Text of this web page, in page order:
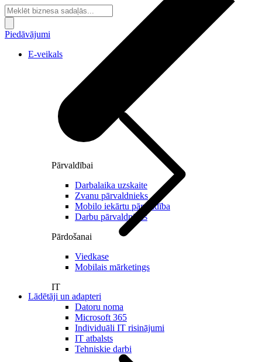
Pārvaldībai
Darbalaika uzskaite
Zvanu pārvaldnieks
Mobilo iekārtu pārvaldība
Darbu pārvaldnieks
Pārdošanai
Viedkase
Mobilais mārketings
IT
Datoru noma
Microsoft 365
Individuāli IT risinājumi
IT atbalsts
Tehniskie darbi
Piedāvājumi
E-veikals
Lādētāji un adapteri